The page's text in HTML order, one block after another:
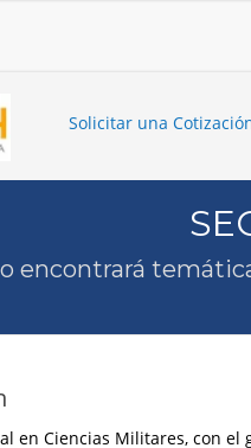
Solicitar una
encontrará
en Ciencias Militares, con el